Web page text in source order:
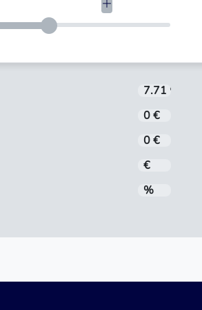
Aizdevuma procentu likme tiek noteikta
7.71 %
0 €
0 €
€
%